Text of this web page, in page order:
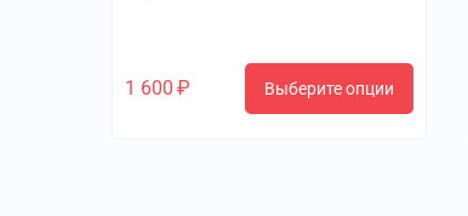
1 600 ₽ Выберите опции